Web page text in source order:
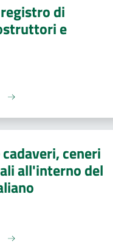
di
e
ceneri
all'interno del